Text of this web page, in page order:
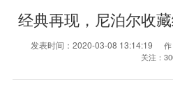
经典再现，尼泊尔收
发表时间： 2020-03-08 13:14:19 作
关注：